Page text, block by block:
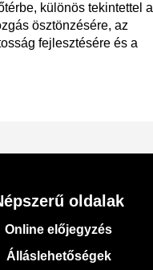
különös tekintettel a
ösztönzésére, az
fejlesztésére és a
oldalak
Online előjegyzés
Álláslehetőségek